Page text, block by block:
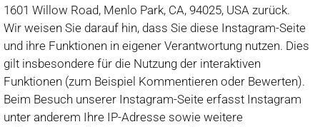
1601 Willow Road, Menlo Park, CA, 94025, USA zurück.
Wir weisen Sie darauf hin, dass Sie diese Instagram-Seite
und ihre Funktionen in eigener Verantwortung nutzen. Dies
gilt insbesondere für die Nutzung der interaktiven
Funktionen (zum Beispiel Kommentieren oder Bewerten).
Beim Besuch unserer Instagram-Seite erfasst Instagram
unter anderem Ihre IP-Adresse sowie weitere